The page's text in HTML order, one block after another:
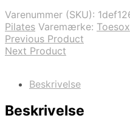
Varenummer (SKU):
Pilates Varemærke: Toesox
Previous Product
Next Product
Beskrivelse
Beskrivelse